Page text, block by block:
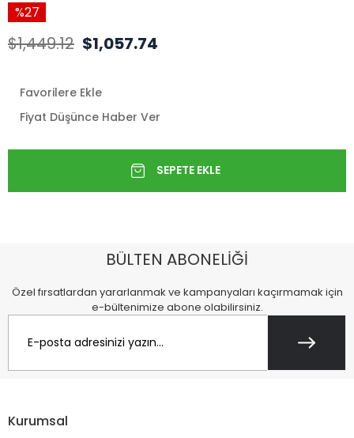
27
$1,449.12 $1,057.74
Favorilere Ekle
Fiyat Düşünce Haber Ver
BÜLTEN ABONELİĞİ
Özel fırsatlardan yararlanmak ve kampanyaları kaçırmamak için
e-bültenimize abone olabilirsiniz.
Kurumsal